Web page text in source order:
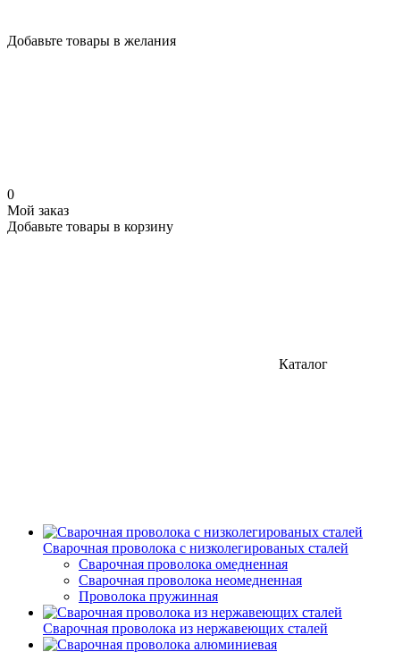
Добавьте товары в желания
0
Мой заказ
Добавьте товары в корзину
Каталог
Сварочная проволока с низколегированых сталей
Сварочная проволока омедненная
Сварочная проволока неомедненная
Проволока пружинная
Сварочная проволока из нержавеющих сталей